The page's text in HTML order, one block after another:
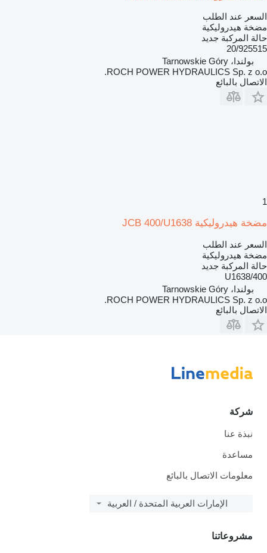
السعر عند الطلب
مضخة هيدروليكية
حالة المركبة جديد
20/925515
بولندا، Tarnowskie Góry
ROCH POWER HYDRAULICS Sp. z o.o.
الاتصال بالبائع
1
مضخة هيدروليكية JCB 400/U1638
السعر عند الطلب
مضخة هيدروليكية
حالة المركبة جديد
400/U1638
بولندا، Tarnowskie Góry
ROCH POWER HYDRAULICS Sp. z o.o.
الاتصال بالبائع
شركة
نبذة عنا
مساعدة
معلومات الاتصال بالبائع
الإمارات العربية المتحدة / العربية
مشروعاتنا